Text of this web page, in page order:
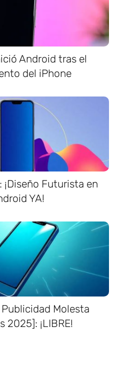
Android tras el
del iPhone
¡Diseño Futurista en
YA!
Molesta
2025]: ¡LIBRE!